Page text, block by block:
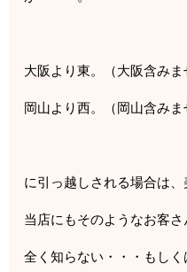
大阪より東。（大阪含みま
岡山より西。（岡山含みま
に引っ越しされる場合は、
当店にもそのようなお客さ
全く知らない・・・もし